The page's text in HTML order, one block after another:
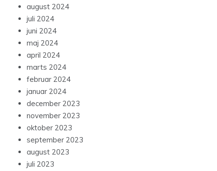
august 2024
juli 2024
juni 2024
maj 2024
april 2024
marts 2024
februar 2024
januar 2024
december 2023
november 2023
oktober 2023
september 2023
august 2023
juli 2023